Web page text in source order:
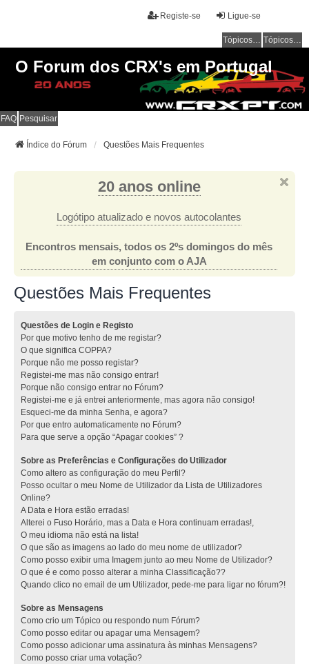
Ligue-se
Registe-se
Tópicos sem resposta Tópicos ativos
O Forum dos CRX's em Portugal
FAQ Pesquisar
Índice do Fórum Questões Mais Frequentes
20 anos online
Logótipo atualizado e novos autocolantes
Encontros mensais, todos os 2ºs domingos do mês
em conjunto com o AJA
Questões Mais Frequentes
Questões de Login e Registo
Por que motivo tenho de me registar?
O que significa COPPA?
Porque não me posso registar?
Registei-me mas não consigo entrar!
Porque não consigo entrar no Fórum?
Registei-me e já entrei anteriormente, mas agora não consigo!
Esqueci-me da minha Senha, e agora?
Por que entro automaticamente no Fórum?
Para que serve a opção “Apagar cookies” ?
Sobre as Preferências e Configurações do Utilizador
Como altero as configuração do meu Perfil?
Posso ocultar o meu Nome de Utilizador da Lista de Utilizadores
Online?
A Data e Hora estão erradas!
Alterei o Fuso Horário, mas a Data e Hora continuam erradas!,
O meu idioma não está na lista!
O que são as imagens ao lado do meu nome de utilizador?
Como posso exibir uma Imagem junto ao meu Nome de Utilizador?
O que é e como posso alterar a minha Classificação??
Quando clico no email de um Utilizador, pede-me para ligar no fórum?!
Sobre as Mensagens
Como crio um Tópico ou respondo num Fórum?
Como posso editar ou apagar uma Mensagem?
Como posso adicionar uma assinatura às minhas Mensagens?
Como posso criar uma votação?